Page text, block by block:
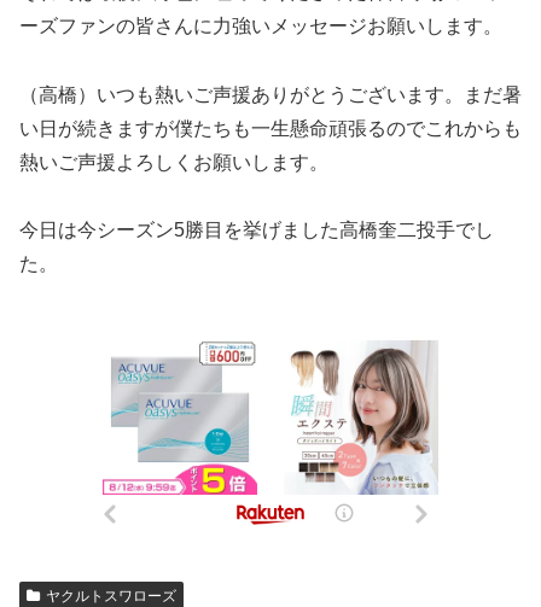
ーズファンの皆さんに力強いメッセージお願いします。
（高橋）いつも熱いご声援ありがとうございます。まだ暑
い日が続きますが僕たちも一生懸命頑張るのでこれからも
熱いご声援よろしくお願いします。
今日は今シーズン5勝目を挙げました高橋奎二投手でし
た。
ヤクルトスワローズ